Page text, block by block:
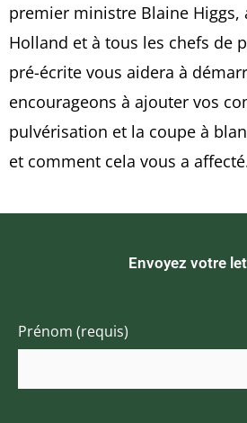
premier ministre Blaine
Holland et à tous les chefs de
pré-écrite vous aidera à
encourageons à ajouter vos
pulvérisation et la coupe à
et comment cela vous a
Envoyez votre
Prénom (requis)